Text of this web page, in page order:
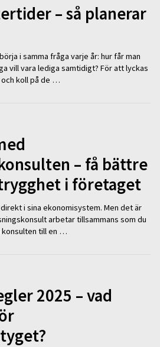
– så planerar
i samma fråga varje år: hur får man
vill vara lediga samtidigt? För att lyckas
koll på de …
– få bättre
i företaget
i sina ekonomisystem. Men det är
arbetar tillsammans som du
konsulten till en …
2025 – vad